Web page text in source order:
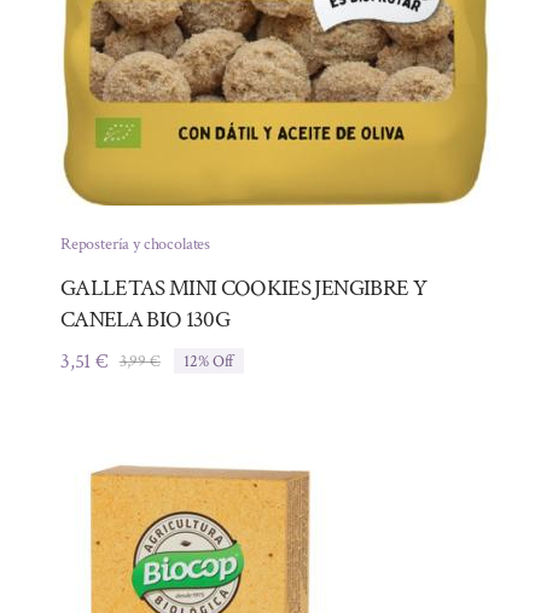
Repostería y chocolates
GALLETAS MINI COOKIES JENGIBRE Y
CANELA BIO 130G
3,99€El
3,99 €.
3,51€
El
3,51 €.
12% Off